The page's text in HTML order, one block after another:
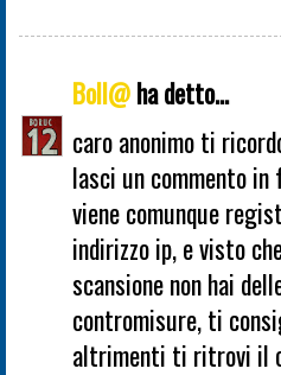
Boll@ha detto...
caro anonimo ti
lasci un commento
viene comunque
indirizzo ip, e visto
scansione non hai
contromisure, ti
altrimenti ti ritrovi il